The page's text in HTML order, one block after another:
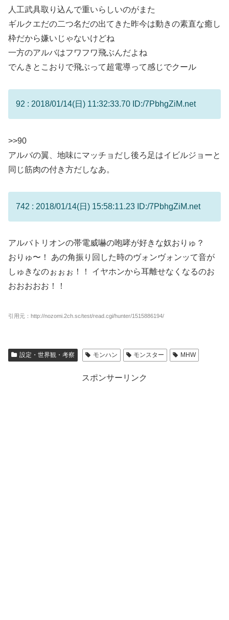
人工武具取り込んで重いらしいのがまた
ギルクエだの二つ名だの出てきた昨今は動きの素直な癒し
枠だから嫌いじゃないけどね
一方のアルバはフワフワ飛ぶんだよね
でんきとこおりで飛ぶって超電導って感じでクール
92 : 2018/01/14(日) 11:32:33.70 ID:/7PbhgZiM.net
>>90
アルバの翼、地味にマッチョだし後ろ足はイビルジョーと
同じ筋肉の付き方だしなあ。
742 : 2018/01/14(日) 15:58:11.23 ID:/7PbhgZiM.net
アルバトリオンの帯電威嚇の咆哮が好きな奴おりゅ？
おりゅ〜！ あの角振り回した時のヴォンヴォンッて音が
しゅきなのぉぉぉ！！ イヤホンから耳離せなくなるのお
おおおおお！！
引用元：http://nozomi.2ch.sc/test/read.cgi/hunter/1515886194/
設定・世界観・考察 モンハン モンスター MHW
スポンサーリンク